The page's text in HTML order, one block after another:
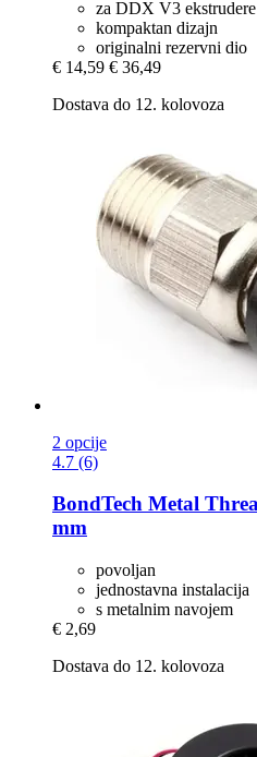
za DDX V3 ekstrudere
kompaktan dizajn
originalni rezervni dio
€ 14,59 € 36,49
Dostava do 12. kolovoza
2 opcije
4.7 (6)
BondTech Metal
mm
povoljan
jednostavna instalacija
s metalnim navojem
€ 2,69
Dostava do 12. kolovoza